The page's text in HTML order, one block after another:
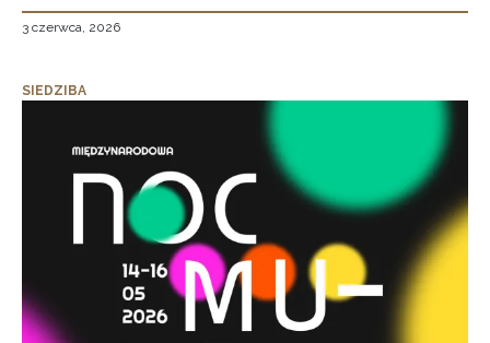
3 czerwca, 2026
SIEDZIBA